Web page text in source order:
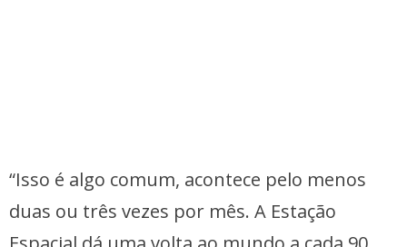
“Isso é algo comum, acontece pelo menos
duas ou três vezes por mês. A Estação